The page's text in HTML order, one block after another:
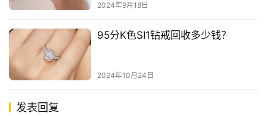
2024年9月18日
95分K色SI1钻戒回收多少钱？
2024年10月24日
发表回复